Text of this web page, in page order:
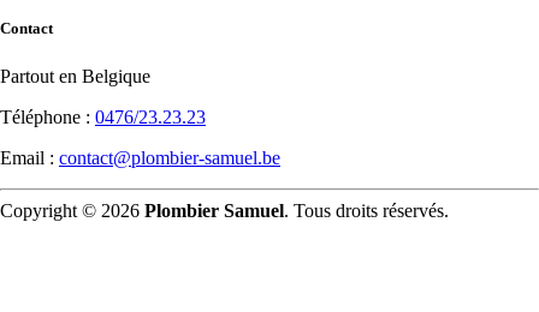
Contact
Partout en Belgique
Téléphone : 0476/23.23.23
Email : contact@plombier-samuel.be
Copyright © 2026 Plombier Samuel. Tous droits réservés.